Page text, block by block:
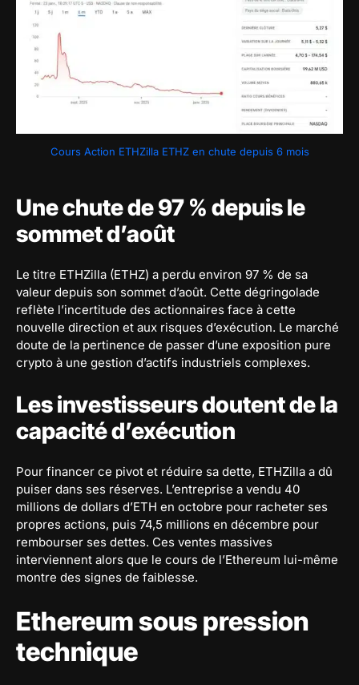
Cours Action ETHZilla ETHZ en chute depuis 6 mois
Une chute de 97 % depuis le
sommet d’août
Le titre ETHZilla (ETHZ) a perdu environ 97 % de sa
valeur depuis son sommet d’août. Cette dégringolade
reflète l’incertitude des actionnaires face à cette
nouvelle direction et aux risques d’exécution. Le marché
doute de la pertinence de passer d’une exposition pure
crypto à une gestion d’actifs industriels complexes.
Les investisseurs doutent de la
capacité d’exécution
Pour financer ce pivot et réduire sa dette, ETHZilla a dû
puiser dans ses réserves. L’entreprise a vendu 40
millions de dollars d’ETH en octobre pour racheter ses
propres actions, puis 74,5 millions en décembre pour
rembourser ses dettes. Ces ventes massives
interviennent alors que le cours de l’Ethereum lui-même
montre des signes de faiblesse.
Ethereum sous pression
technique